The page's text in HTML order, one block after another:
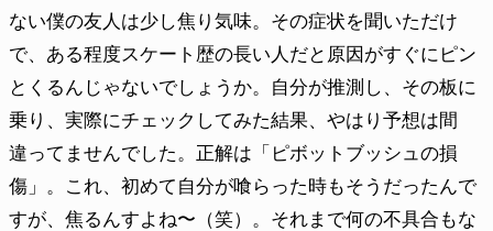
ない僕の友人は少し焦り気味。その症状を聞いただけ
で、ある程度スケート歴の長い人だと原因がすぐにピン
とくるんじゃないでしょうか。自分が推測し、その板に
乗り、実際にチェックしてみた結果、やはり予想は間
違ってませんでした。正解は「ピボットブッシュの損
傷」。これ、初めて自分が喰らった時もそうだったんで
すが、焦るんすよね〜（笑）。それまで何の不具合もな